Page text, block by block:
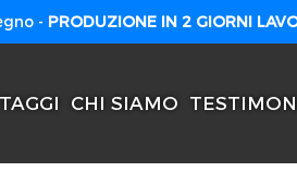
- PRODUZIONE IN 2 GIORNI
CHI SIAMO